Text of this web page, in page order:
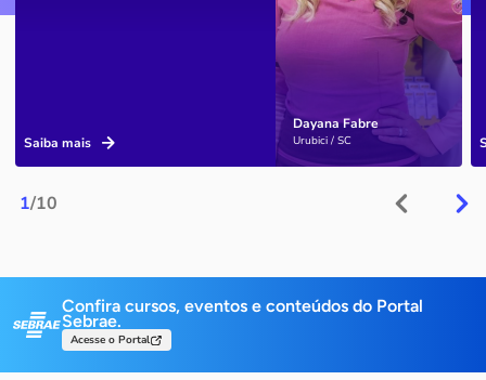
1/10
Dayana Fabre
Urubici / SC
Saiba mais
Confira cursos, eventos e conteúdos do Portal
Sebrae.
Acesse o Portal